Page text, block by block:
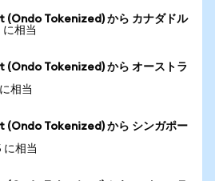
(Ondo Tokenized) から カナダドル
に相当
(Ondo Tokenized) から オーストラ
相当
(Ondo Tokenized) から シンガポー
に相当